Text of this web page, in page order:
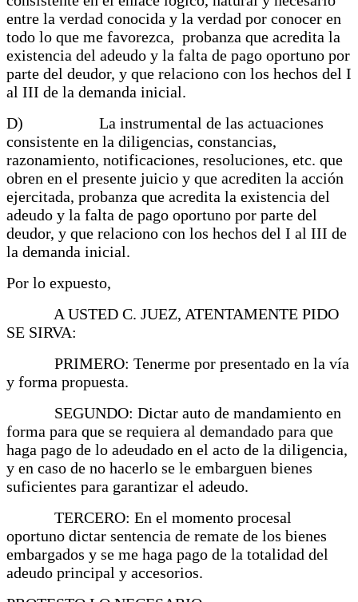
entre la verdad conocida y la verdad por conocer en
todo lo que me favorezca, probanza que acredita la
existencia del adeudo y la falta de pago oportuno por
parte del deudor, y que relaciono con los hechos del I
al III de la demanda inicial.
D) La instrumental de las actuaciones
consistente en la diligencias, constancias,
razonamiento, notificaciones, resoluciones, etc. que
obren en el presente juicio y que acrediten la acción
ejercitada, probanza que acredita la existencia del
adeudo y la falta de pago oportuno por parte del
deudor, y que relaciono con los hechos del I al III de
la demanda inicial.
Por lo expuesto,
A USTED C. JUEZ, ATENTAMENTE PIDO
SE SIRVA:
PRIMERO: Tenerme por presentado en la vía
y forma propuesta.
SEGUNDO: Dictar auto de mandamiento en
forma para que se requiera al demandado para que
haga pago de lo adeudado en el acto de la diligencia,
y en caso de no hacerlo se le embarguen bienes
suficientes para garantizar el adeudo.
TERCERO: En el momento procesal
oportuno dictar sentencia de remate de los bienes
embargados y se me haga pago de la totalidad del
adeudo principal y accesorios.